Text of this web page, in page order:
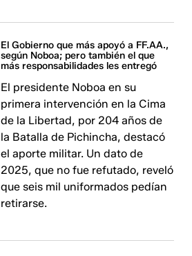
El Gobierno que más apoyó a FF.AA.,
según Noboa; pero también el que
más responsabilidades les entregó
El presidente Noboa en su
primera intervención en la Cima
de la Libertad, por 204 años de
la Batalla de Pichincha, destacó
el aporte militar. Un dato de
2025, que no fue refutado, reveló
que seis mil uniformados pedían
retirarse.